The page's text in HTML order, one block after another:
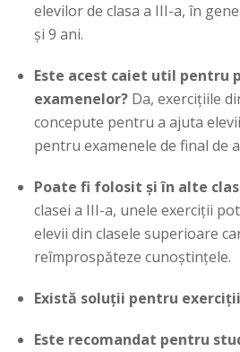
elevilor de clasa a III-a, în
și 9 ani.
Este acest caiet util pentru
examenelor? Da, exercițiile
concepute pentru a ajuta
pentru examenele de final de
Poate fi folosit și în alte
clasei a III-a, unele exerciții
elevii din clasele superioare
reîmprospăteze cunoștințele.
Există soluții pentru
Este recomandat pentru